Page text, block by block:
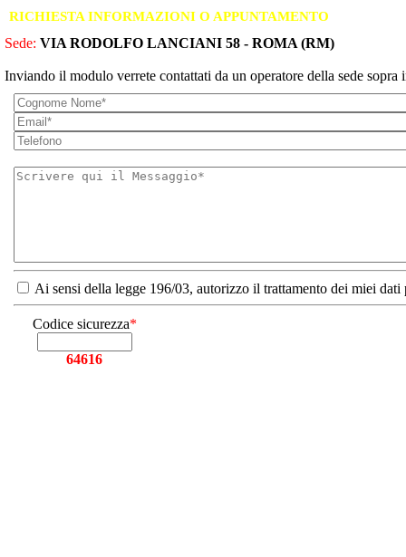
RICHIESTA INFORMAZIONI O APPUNTAMENTO
Sede: VIA RODOLFO LANCIANI 58 - ROMA (RM)
Inviando il modulo verrete contattati da un operatore della sede sopra
Ai sensi della legge 196/03, autorizzo il trattamento dei miei
Codice sicurezza*
64616